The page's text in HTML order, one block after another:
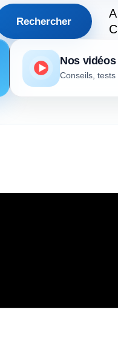
Rechercher
Nos vidéos
Conseils,